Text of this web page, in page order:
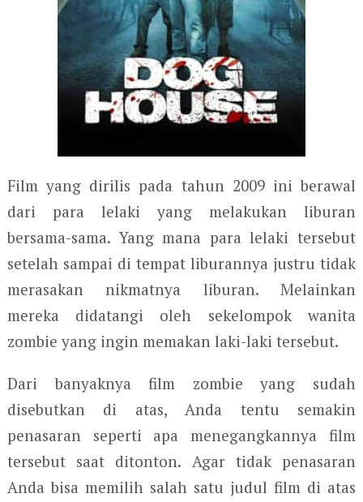
Film yang dirilis pada tahun 2009 ini berawal
dari para lelaki yang melakukan liburan
bersama-sama. Yang mana para lelaki tersebut
setelah sampai di tempat liburannya justru tidak
merasakan nikmatnya liburan. Melainkan
mereka didatangi oleh sekelompok wanita
zombie yang ingin memakan laki-laki tersebut.
Dari banyaknya film zombie yang sudah
disebutkan di atas, Anda tentu semakin
penasaran seperti apa menegangkannya film
tersebut saat ditonton. Agar tidak penasaran
Anda bisa memilih salah satu judul film di atas